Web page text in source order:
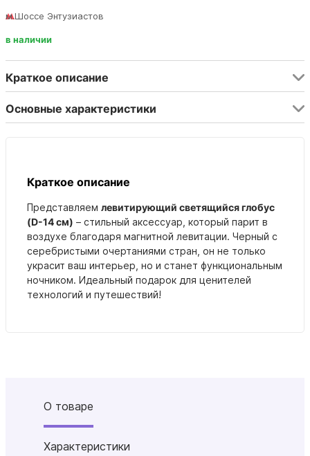
м.Шоссе Энтузиастов
в наличии
Краткое описание
Основные характеристики
Краткое описание
Представляем левитирующий светящийся глобус
(D-14 см) – стильный аксессуар, который парит в
воздухе благодаря магнитной левитации. Черный с
серебристыми очертаниями стран, он не только
украсит ваш интерьер, но и станет функциональным
ночником. Идеальный подарок для ценителей
технологий и путешествий!
О товаре
Характеристики